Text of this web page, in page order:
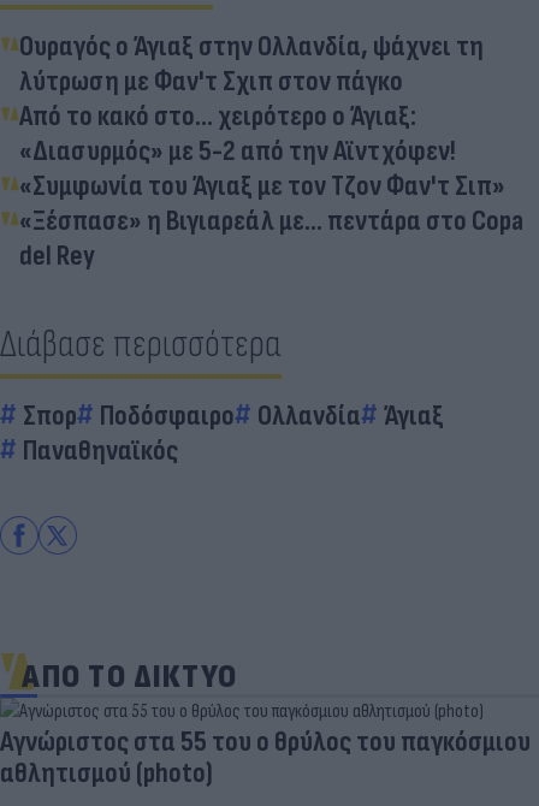
Ουραγός ο Άγιαξ στην Ολλανδία, ψάχνει τη
λύτρωση με Φαν'τ Σχιπ στον πάγκο
Από το κακό στο... χειρότερο ο Άγιαξ:
«Διασυρμός» με 5-2 από την Αϊντχόφεν!
«Συμφωνία του Άγιαξ με τον Τζον Φαν'τ Σιπ»
«Ξέσπασε» η Βιγιαρεάλ με... πεντάρα στο Copa
del Rey
Διάβασε περισσότερα
Σπορ Ποδόσφαιρο Ολλανδία
Άγιαξ
Παναθηναϊκός
ΑΠΟ ΤΟ ΔΙΚΤΥΟ
Πριν από τη δόξα, υπήρξε ένας πατέρας που